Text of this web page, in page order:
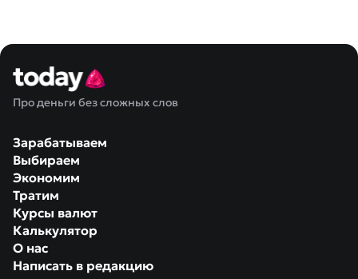
Про деньги без сложных слов
Зарабатываем
Выбираем
Экономим
Тратим
Курсы валют
Калькулятор
О нас
Написать в редакцию